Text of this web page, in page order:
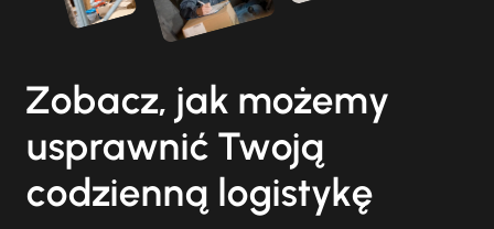
Zobacz, jak możemy
usprawnić Twoją
codzienną logistykę